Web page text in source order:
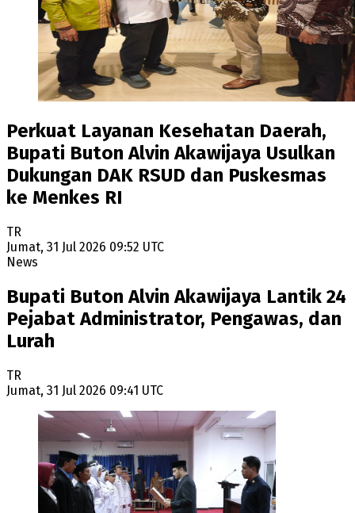
Perkuat Layanan Kesehatan Daerah,
Bupati Buton Alvin Akawijaya Usulkan
Dukungan DAK RSUD dan Puskesmas
ke Menkes RI
TR
Jumat, 31 Jul 2026 09:52 UTC
News
Bupati Buton Alvin Akawijaya Lantik 24
Pejabat Administrator, Pengawas, dan
Lurah
TR
Jumat, 31 Jul 2026 09:41 UTC